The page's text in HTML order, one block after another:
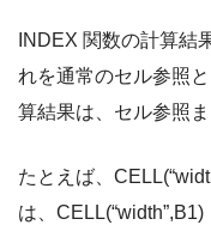
INDEX 関数の計算結
れを通常のセル参照
算結果は、セル参照
たとえば、
は、